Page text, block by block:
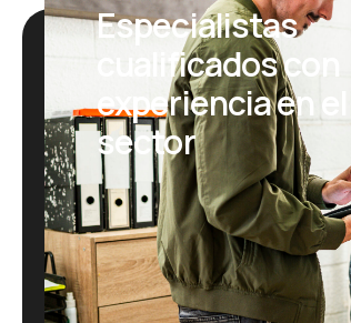
Especialistas
cualificados con
experiencia en el
sector